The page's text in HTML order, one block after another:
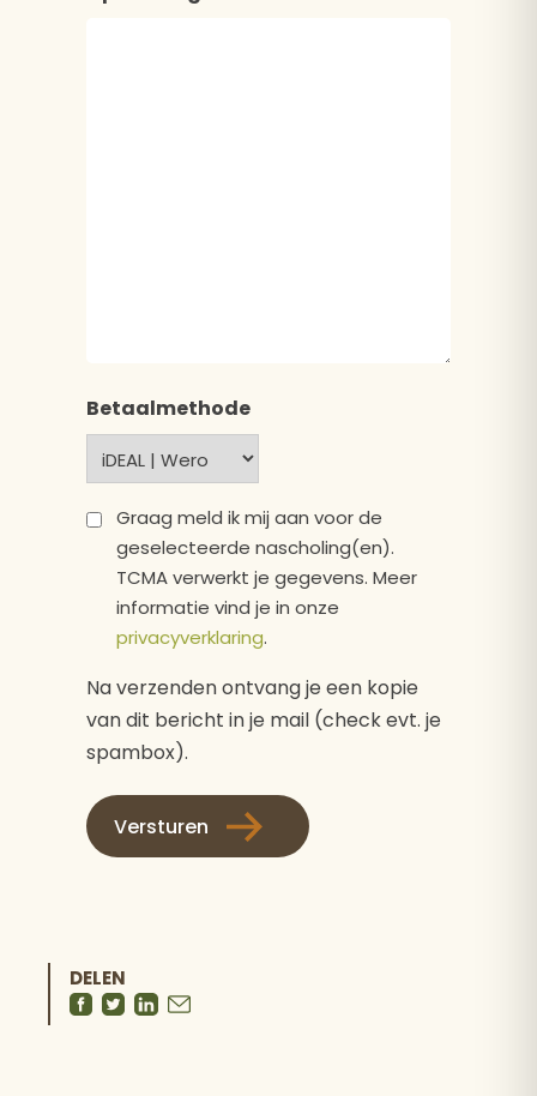
Betaalmethode
Privacy
Graag meld ik mij aan voor de
geselecteerde nascholing(en).
TCMA verwerkt je gegevens. Meer
informatie vind je in onze
privacyverklaring.
Na verzenden ontvang je een kopie
van dit bericht in je mail (check evt. je
spambox).
Versturen
DELEN